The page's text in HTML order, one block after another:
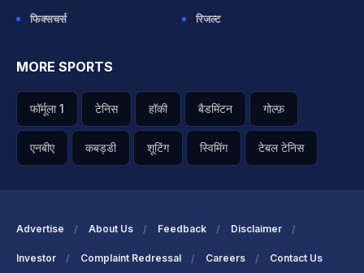
फिक्सचर्स
रिजल्ट
MORE SPORTS
फॉर्मूला 1 टेनिस हॉकी बैडमिंटन गोल्फ़
एनबीए कबड्डी शूटिंग स्विमिंग टेबल टेनिस
Advertise About Us Feedback Disclaimer
Investor Complaint Redressal Careers Contact Us